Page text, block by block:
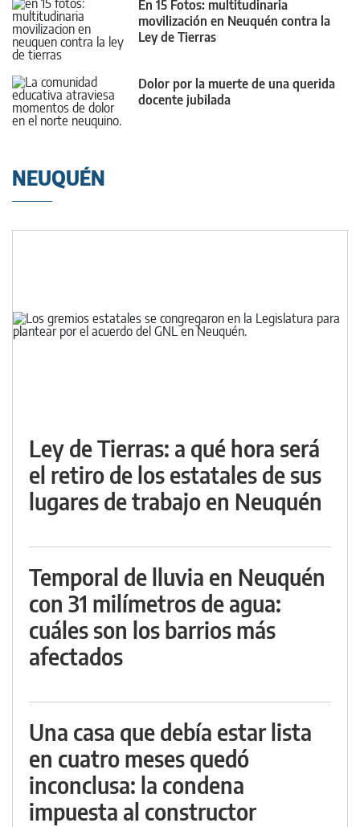
En 15 Fotos: multitudinaria
movilización en Neuquén contra la
Ley de Tierras
Dolor por la muerte de una querida
docente jubilada
NEUQUÉN
Ley de Tierras: a qué hora será
el retiro de los estatales de sus
lugares de trabajo en Neuquén
Temporal de lluvia en Neuquén
con 31 milímetros de agua:
cuáles son los barrios más
afectados
Una casa que debía estar lista
en cuatro meses quedó
inconclusa: la condena
impuesta al constructor